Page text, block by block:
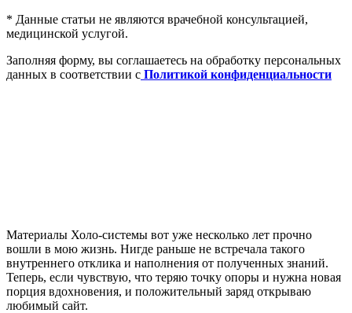
* Данные статьи не являются врачебной консультацией,
медицинской услугой.
Заполняя форму, вы соглашаетесь на обработку персональных
данных в соответствии с Политикой конфиденциальности
Материалы Холо-системы вот уже несколько лет прочно
вошли в мою жизнь. Нигде раньше не встречала такого
внутреннего отклика и наполнения от полученных знаний.
Теперь, если чувствую, что теряю точку опоры и нужна новая
порция вдохновения, и положительный заряд открываю
любимый сайт.